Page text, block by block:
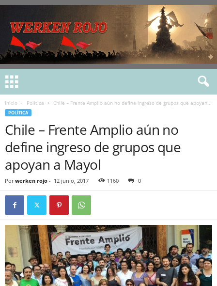
Inicio Política Chile – Frente Amplio aún no define ingreso de grupos que apoyan...
POLÍTICA
Chile – Frente Amplio aún no
define ingreso de grupos que
apoyan a Mayol
Por werken rojo - 12 junio, 2017 1160 0